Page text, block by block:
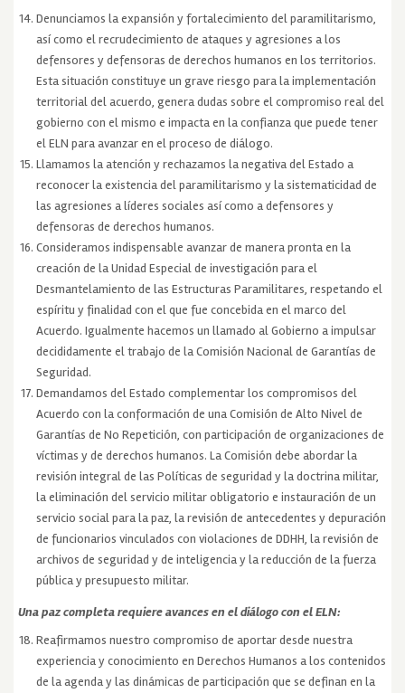
Denunciamos la expansión y fortalecimiento del paramilitarismo,
así como el recrudecimiento de ataques y agresiones a los
defensores y defensoras de derechos humanos en los territorios.
Esta situación constituye un grave riesgo para la implementación
territorial del acuerdo, genera dudas sobre el compromiso real del
gobierno con el mismo e impacta en la confianza que puede tener
el ELN para avanzar en el proceso de diálogo.
Llamamos la atención y rechazamos la negativa del Estado a
reconocer la existencia del paramilitarismo y la sistematicidad de
las agresiones a líderes sociales así como a defensores y
defensoras de derechos humanos.
Consideramos indispensable avanzar de manera pronta en la
creación de la Unidad Especial de investigación para el
Desmantelamiento de las Estructuras Paramilitares, respetando el
espíritu y finalidad con el que fue concebida en el marco del
Acuerdo. Igualmente hacemos un llamado al Gobierno a impulsar
decididamente el trabajo de la Comisión Nacional de Garantías de
Seguridad.
Demandamos del Estado complementar los compromisos del
Acuerdo con la conformación de una Comisión de Alto Nivel de
Garantías de No Repetición, con participación de organizaciones de
víctimas y de derechos humanos. La Comisión debe abordar la
revisión integral de las Políticas de seguridad y la doctrina militar,
la eliminación del servicio militar obligatorio e instauración de un
servicio social para la paz, la revisión de antecedentes y depuración
de funcionarios vinculados con violaciones de DDHH, la revisión de
archivos de seguridad y de inteligencia y la reducción de la fuerza
pública y presupuesto militar.
Una paz completa requiere avances en el diálogo con el ELN:
Reafirmamos nuestro compromiso de aportar desde nuestra
experiencia y conocimiento en Derechos Humanos a los contenidos
de la agenda y las dinámicas de participación que se definan en la